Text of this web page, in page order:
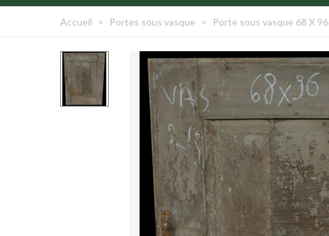
Accueil > Portes sous vasque > Porte sous vasque 68 X 96